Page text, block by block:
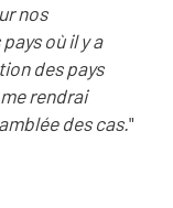
nos
où il y a
des pays
rendrai
des cas."